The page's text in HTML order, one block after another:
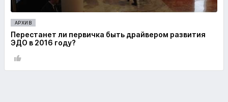
АРХИВ
Перестанет ли первичка быть драйвером развития
ЭДО в 2016 году?